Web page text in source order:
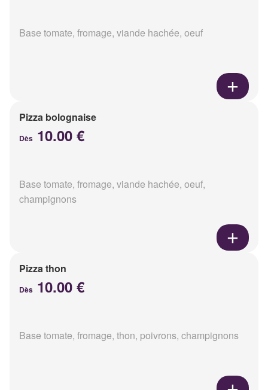
Base tomate, fromage, viande hachée, oeuf
Pizza bolognaise
Dès 10.00 €
Base tomate, fromage, viande hachée, oeuf,
champignons
Pizza thon
Dès 10.00 €
Base tomate, fromage, thon, poivrons, champignons